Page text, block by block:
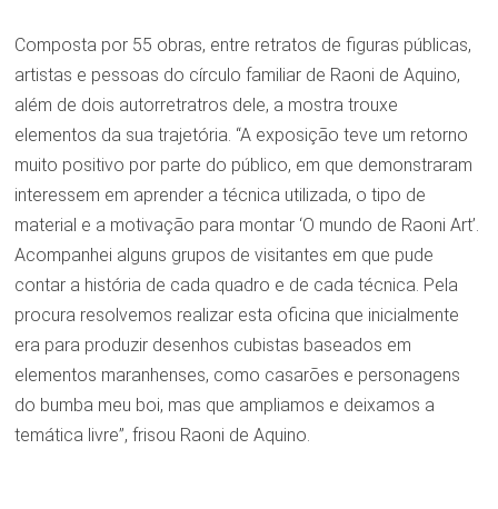
Composta por 55 obras, entre retratos de figuras públicas,
artistas e pessoas do círculo familiar de Raoni de Aquino,
além de dois autorretratros dele, a mostra trouxe
elementos da sua trajetória. “A exposição teve um retorno
muito positivo por parte do público, em que demonstraram
interessem em aprender a técnica utilizada, o tipo de
material e a motivação para montar ‘O mundo de Raoni Art’.
Acompanhei alguns grupos de visitantes em que pude
contar a história de cada quadro e de cada técnica. Pela
procura resolvemos realizar esta oficina que inicialmente
era para produzir desenhos cubistas baseados em
elementos maranhenses, como casarões e personagens
do bumba meu boi, mas que ampliamos e deixamos a
temática livre”, frisou Raoni de Aquino.